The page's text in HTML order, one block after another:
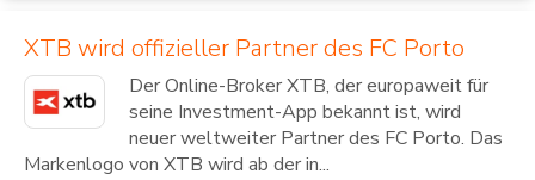
XTB wird offizieller Partner des FC Porto
Der Online-Broker XTB, der europaweit für
seine Investment-App bekannt ist, wird
neuer weltweiter Partner des FC Porto. Das
Markenlogo von XTB wird ab der in...